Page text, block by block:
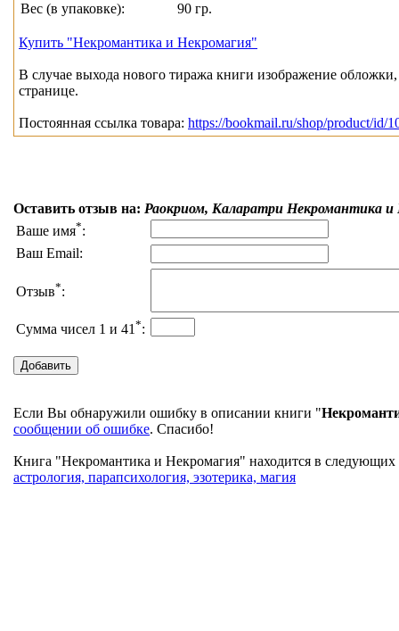
Вес (в упаковке):
90 гр.
Купить "Некромантика и Некромагия"
В случае выхода нового тиража книги изображение
странице.
Постоянная ссылка товара: https://bookmail.ru/shop/product/id/
Оставить отзыв на: Раокриом, Каларатри Некромантика и
Ваше имя*:
Ваш Email:
Отзыв*:
Сумма чисел 1 и 41*:
Если Вы обнаружили ошибку в описании книги "
сообщении об ошибке. Спасибо!
Книга "Некромантика и Некромагия" находится в следующих
астрология, парапсихология, эзотерика, магия